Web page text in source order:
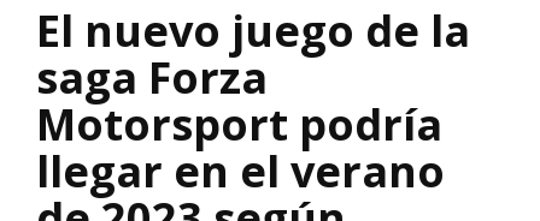
El nuevo juego de la
saga Forza
Motorsport podría
llegar en el verano